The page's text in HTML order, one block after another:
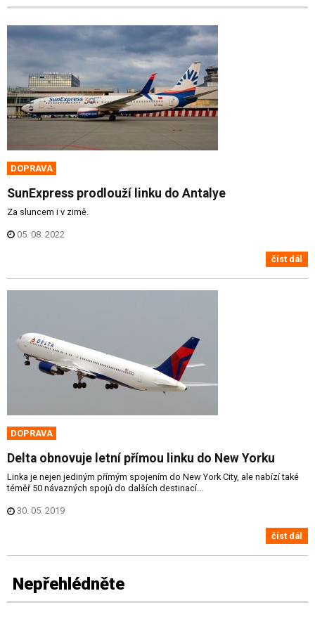
DOPRAVA
SunExpress prodlouží linku do Antalye
Za sluncem i v zimě.
05. 08. 2022
číst dál
DOPRAVA
Delta obnovuje letní přímou linku do New Yorku
Linka je nejen jediným přímým spojením do New York City, ale nabízí také
téměř 50 návazných spojů do dalších destinací...
30. 05. 2019
číst dál
Nepřehlédněte